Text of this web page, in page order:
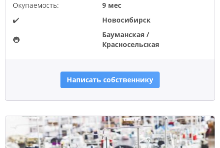
Окупаемость:
9 мес
✔️
Новосибирск
🚇
Бауманская /
Красносельская
Написать собственнику